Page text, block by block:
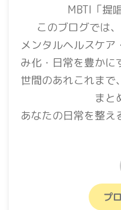
MBTI「提
このブログでは
メンタルヘルスケア
み化・日常を豊かに
世間のあれこれまで
まと
あなたの日常を整え
プ